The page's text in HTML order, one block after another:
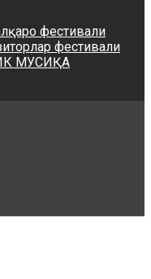
фестивали
фестивали
МУСИҚА